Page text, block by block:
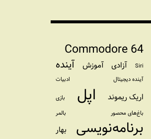
Commodore 64
Siri آزادی آموزش آینده
آینده دیجیتال ادبیات
اریک ریموند اپل
بازی
باغ‌های محصور
بالمر
برنامه‌نویسی بهار